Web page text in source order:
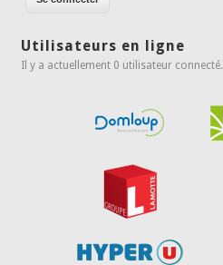
Utilisateurs en ligne
Il y a actuellement 0 utilisateur connecté.